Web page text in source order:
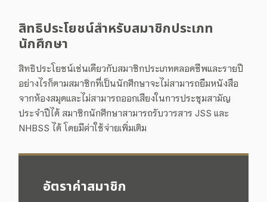
สิทธิประโยชน์สำหรับสมาชิกประเภท
นักศึกษา
สิทธิประโยชน์เช่นเดียวกับสมาชิกประเภทตลอดชีพและรายปี
อย่างไรก็ตามสมาชิกที่เป็นนักศึกษาจะไม่สามารถยืมหนังสือ
จากห้องสมุดและไม่สามารถออกเสียงในการประชุมสามัญ
ประจำปีได้ สมาชิกนักศึกษาสามารถรับวารสาร JSS และ
NHBSS ได้ โดยมีค่าใช้จ่ายเพิ่มเติม
อัตราค่าสมาชิก